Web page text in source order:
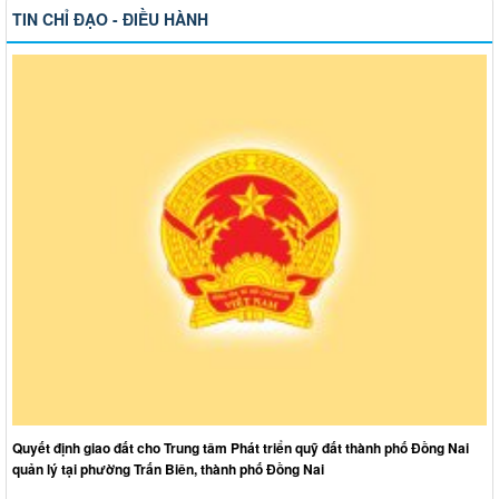
TIN CHỈ ĐẠO - ĐIỀU HÀNH
Quyết định giao đất cho Trung tâm Phát triển quỹ đất thành phố Đồng Nai
quản lý tại phường Trấn Biên, thành phố Đồng Nai